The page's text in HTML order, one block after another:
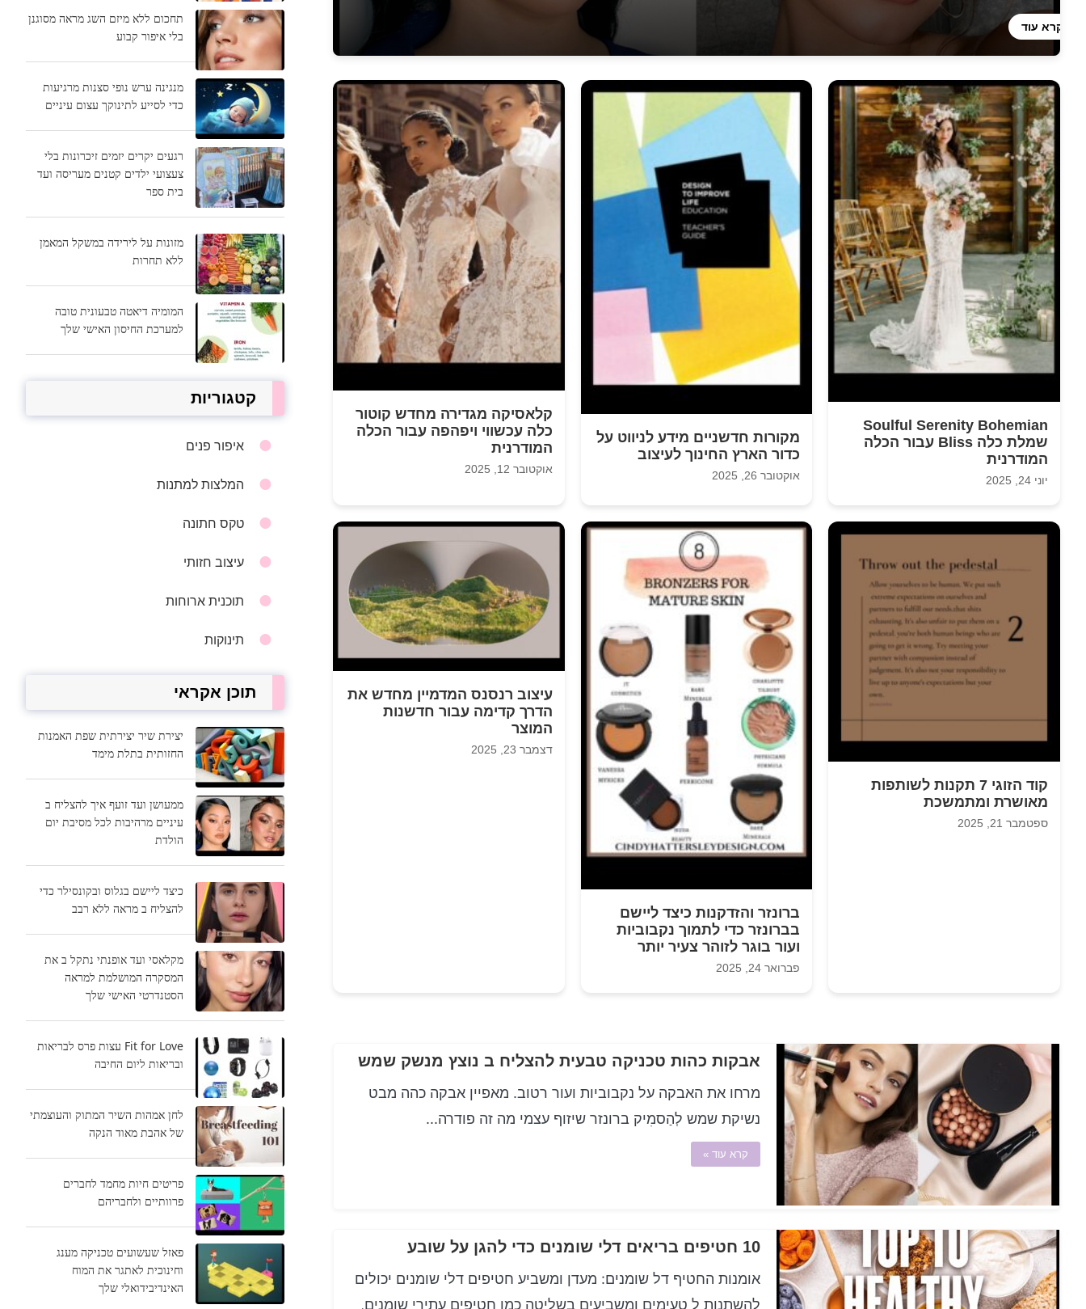
קרא עוד
Soulful Serenity Bohemian
שמלת כלה Bliss עבור הכלה
המודרנית
יוני 24, 2025
מקורות חדשניים מידע לניווט על
כדור הארץ החינוך לעיצוב
אוקטובר 26, 2025
קלאסיקה מגדירה מחדש קוטור
כלה עכשווי ויפהפה עבור הכלה
המודרנית
אוקטובר 12, 2025
קוד הזוגי 7 תקנות לשותפות
מאושרת ומתמשכת
ספטמבר 21, 2025
ברונזר והזדקנות כיצד ליישם
בברונזר כדי לתמוך נקבוביות
ועור בוגר לזוהר צעיר יותר
פברואר 24, 2025
עיצוב רנסנס המדמיין מחדש את
הדרך קדימה עבור חדשנות
המוצר
דצמבר 23, 2025
אבקות כהות טכניקה טבעית להצליח ב נוצץ מנשק שמש
מרחו את האבקה על נקבוביות ועור רטוב. מאפיין אבקה כהה מבט
נשיקת שמש לְהַסמִיק ברונזר שיזוף עצמי מה זה פודרה...
קרא עוד »
10 חטיפים בריאים דלי שומנים כדי להגן על שובע
אומנות החטיף דל שומנים: מעדן ומשביע חטיפים דלי שומנים יכולים
להשתנות ל טעימים ומשביעים בשליטה כמו חטיפים עתירי שומנים,
תחכום ללא מיזם השג מראה מסוגנן
בלי איפור קבוע
מנגינה ערש נופי סצנות מרגיעות
כדי לסייע לתינוקך עצום עיניים
רגעים יקרים יזמים זיכרונות בלי
צעצועי ילדים קטנים מעריסה ועד
בית ספר
מזונות על לירידה במשקל המאמן
ללא תחרות
המומיה דיאטה טבעונית טובה
למערכת החיסון האישי שלך
קטגוריות
איפור פנים
המלצות למתנות
טקס חתונה
עיצוב חזותי
תוכנית ארוחות
תינוקות
תוכן אקראי
יצירת שיר יצירתית שפת האמנות
החזותית בתלת מימד
ממעושן ועד זועף איך להצליח ב
עיניים מרהיבות לכל מסיבת יום
הולדת
כיצד ליישם בגלוס ובקונסילר כדי
להצליח ב מראה ללא רבב
מקלאסי ועד אופנתי נתקל ב את
המסקרה המושלמת למראה
הסטנדרטי האישי שלך
Fit for Love עצות פרס לבריאות
ובריאות ליום החיבה
לחן אמהות השיר המתוק והעוצמתי
של אהבת מאוד הנקה
פריטים חיות מחמד לחברים
פרוותיים ולחבריהם
פאזל שעשועים טכניקה מענג
וחינוכית לאתגר את המוח
האינדיבידואלי שלך